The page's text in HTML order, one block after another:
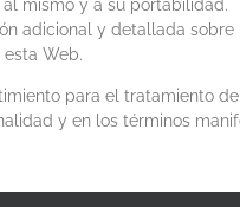
mismo y a su portabilidad.
adicional y detallada sobre
Web.
para el tratamiento
y en los términos